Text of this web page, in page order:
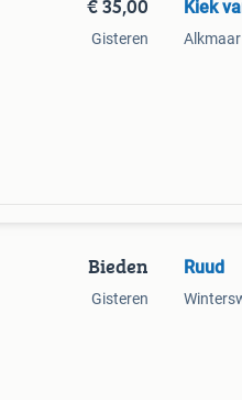
€ 35,00
Gisteren
Kiek
Alkmaar
Bieden
Gisteren
Ruud